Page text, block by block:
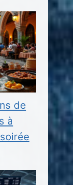
de
à